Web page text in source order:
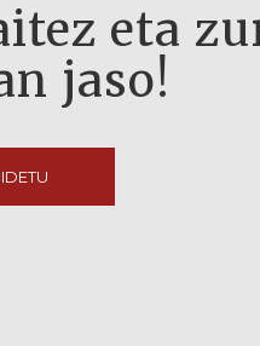
eta
jaso!